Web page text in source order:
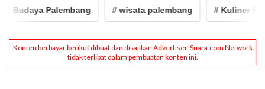
Palembang # wisata palembang # Kuliner